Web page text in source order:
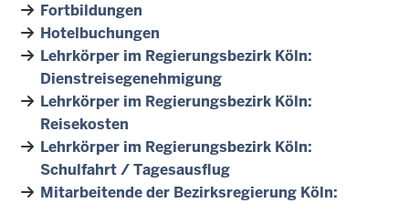
Fortbildungen
Hotelbuchungen
Lehrkörper im Regierungsbezirk Köln:
Dienstreisegenehmigung
Lehrkörper im Regierungsbezirk Köln:
Reisekosten
Lehrkörper im Regierungsbezirk Köln:
Schulfahrt / Tagesausflug
Mitarbeitende der Bezirksregierung Köln: